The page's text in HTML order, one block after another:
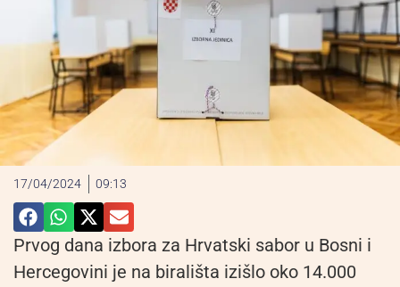
17/04/2024 09:13
Prvog dana izbora za Hrvatski sabor u Bosni i
Hercegovini je na birališta izišlo oko 14.000